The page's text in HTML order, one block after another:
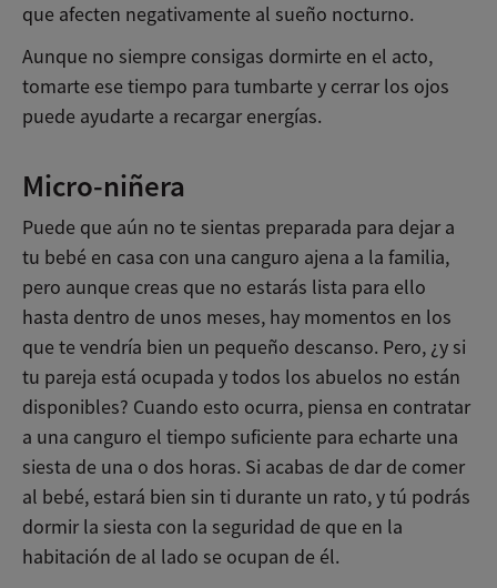
que afecten negativamente al sueño nocturno.
Aunque no siempre consigas dormirte en el acto,
tomarte ese tiempo para tumbarte y cerrar los ojos
puede ayudarte a recargar energías.
Micro-niñera
Puede que aún no te sientas preparada para dejar a
tu bebé en casa con una canguro ajena a la familia,
pero aunque creas que no estarás lista para ello
hasta dentro de unos meses, hay momentos en los
que te vendría bien un pequeño descanso. Pero, ¿y si
tu pareja está ocupada y todos los abuelos no están
disponibles? Cuando esto ocurra, piensa en contratar
a una canguro el tiempo suficiente para echarte una
siesta de una o dos horas. Si acabas de dar de comer
al bebé, estará bien sin ti durante un rato, y tú podrás
dormir la siesta con la seguridad de que en la
habitación de al lado se ocupan de él.